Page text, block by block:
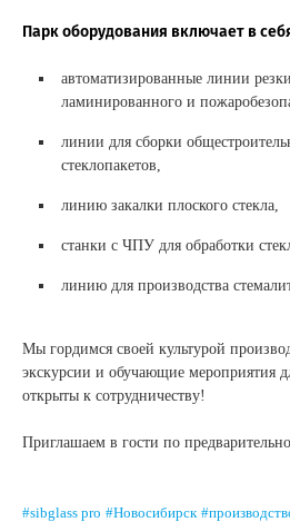
+7 (391) 278-77-77
Продажа Б/У
Парк оборудования включает в
автоматизированные линии
ламинированного и
линии для сборки
стеклопакетов,
линию закалки плоского стекла,
станки с ЧПУ для обработки
линию для производства
Мы гордимся своей культурой
экскурсии и обучающие мероприятия
открыты к сотрудничеству!
Приглашаем в гости по
#sibglass pro #Новосибирск